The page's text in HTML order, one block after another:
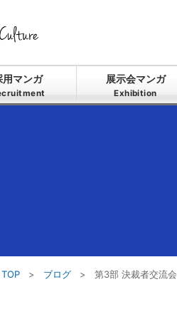
用マンガ 展示会マンガ
Exhibition
TOP > ブログ > 第3部 決裁者交流会